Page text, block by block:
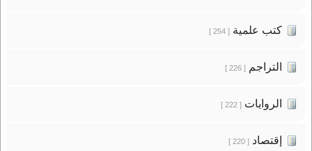
كتب علمية[ 254 ]
التراجم[ 226 ]
الروايات[ 222 ]
إقتصاد[ 220 ]